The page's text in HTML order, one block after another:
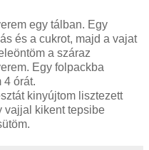
egy tálban. Egy
és a cukrot, majd a vajat
a száraz
Egy folpackba
4 órát.
kinyújtom lisztezett
vajjal kikent tepsibe